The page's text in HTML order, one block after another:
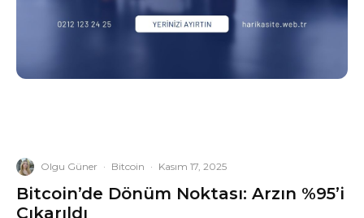
Olgu Güner · Bitcoin · Kasım 17, 2025
Bitcoin’de Dönüm Noktası: Arzın %95’i
Çıkarıldı